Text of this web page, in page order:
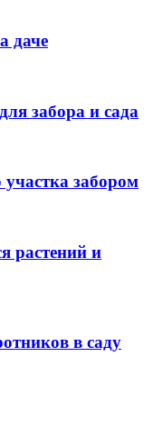
даче
забора и сада
забором
растений и
в саду